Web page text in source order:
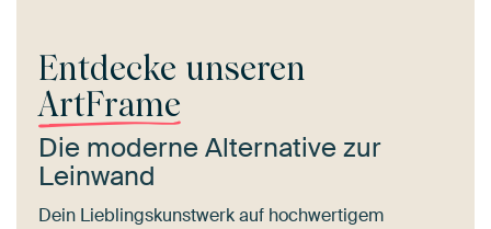
Entdecke unseren
ArtFrame
Die moderne Alternative zur
Leinwand
Dein Lieblingskunstwerk auf hochwertigem